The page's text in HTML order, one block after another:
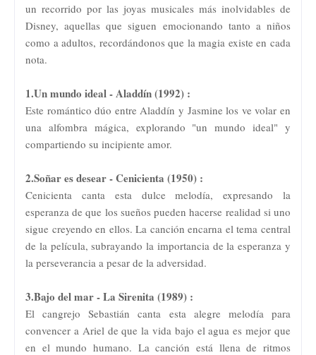
un recorrido por las joyas musicales más inolvidables de
Disney, aquellas que siguen emocionando tanto a niños
como a adultos, recordándonos que la magia existe en cada
nota.
1.Un mundo ideal - Aladdín (1992) :
Este romántico dúo entre Aladdín y Jasmine los ve volar en
una alfombra mágica, explorando "un mundo ideal" y
compartiendo su incipiente amor.
2.Soñar es desear - Cenicienta (1950) :
Cenicienta canta esta dulce melodía, expresando la
esperanza de que los sueños pueden hacerse realidad si uno
sigue creyendo en ellos. La canción encarna el tema central
de la película, subrayando la importancia de la esperanza y
la perseverancia a pesar de la adversidad.
3.Bajo del mar - La Sirenita (1989) :
El cangrejo Sebastián canta esta alegre melodía para
convencer a Ariel de que la vida bajo el agua es mejor que
en el mundo humano. La canción está llena de ritmos